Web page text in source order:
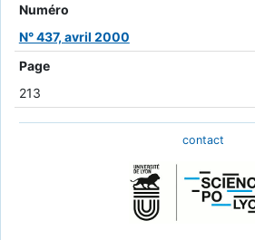
Numéro
N° 437, avril 2000
Page
213
contact